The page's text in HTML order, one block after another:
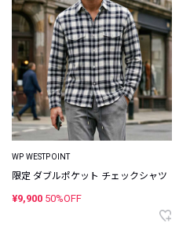
WP WESTPOINT
限定 ダブルポケット チェックシャツ
¥9,900 50%OFF